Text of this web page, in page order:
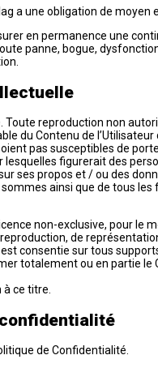
a une obligation de
en permanence une
panne, bogue,
Toute reproduction non
du Contenu de
pas susceptibles de
figurerait des
ses propos et / ou des
ainsi que de tous les
non-exclusive, pour
de
consentie sur tous
totalement ou en partie
à ce titre.
de Confidentialité.